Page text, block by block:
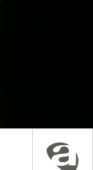
עמוד הבית